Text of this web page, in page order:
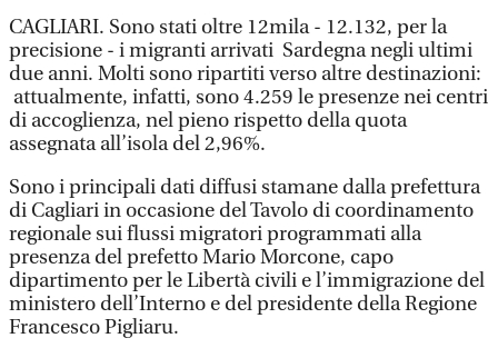
CAGLIARI. Sono stati oltre 12mila - 12.132, per la
precisione - i migranti arrivati Sardegna negli ultimi
due anni. Molti sono ripartiti verso altre destinazioni:
attualmente, infatti, sono 4.259 le presenze nei centri
di accoglienza, nel pieno rispetto della quota
assegnata all’isola del 2,96%.
Sono i principali dati diffusi stamane dalla prefettura
di Cagliari in occasione del Tavolo di coordinamento
regionale sui flussi migratori programmati alla
presenza del prefetto Mario Morcone, capo
dipartimento per le Libertà civili e l’immigrazione del
ministero dell’Interno e del presidente della Regione
Francesco Pigliaru.